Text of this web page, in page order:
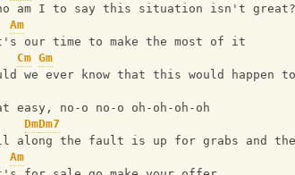
am I to say this situation isn't great?
Am
our time to make the most of it
Cm Gm
we ever know that this would happen to
easy, no-o no-o oh-oh-oh-oh
DmDm7
along the fault is up for grabs and
Am